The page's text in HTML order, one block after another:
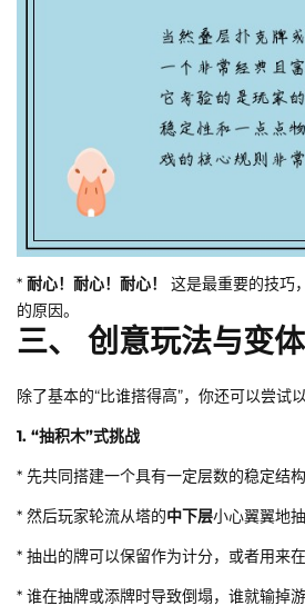
* 耐心！耐心！耐心！
这是最重要的技巧
的原因。
三、 创意玩法与变
除了基本的“比谁搭得高”，你还可以尝试
1. “抽积木”式挑战
* 先共同搭建一个具有一定层数的稳定结
* 然后玩家轮流从塔的中下层小心翼翼地
* 抽出的牌可以保留作为计分，或者用来
* 谁在抽牌或添牌时导致倒塌，谁就输掉游